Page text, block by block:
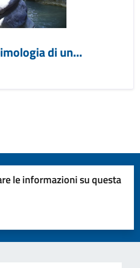
di un...
le informazioni su questa
5 stelle su 5
su 5
su 5